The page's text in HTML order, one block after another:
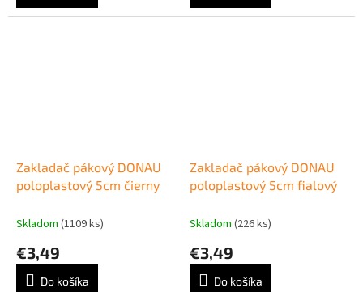
Zakladač pákový DONAU
poloplastový 5cm čierny
Skladom (1109 ks)
€3,49
Do košíka
Zakladač pákový DONAU
poloplastový 5cm fialový
Skladom (226 ks)
€3,49
Do košíka